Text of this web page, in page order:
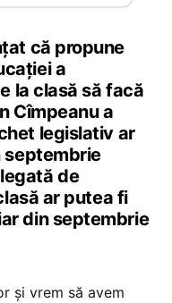
că propune
a
la clasă să facă
Cîmpeanu a
legislativ ar
septembrie
de
ar putea fi
din septembrie
și vrem să avem